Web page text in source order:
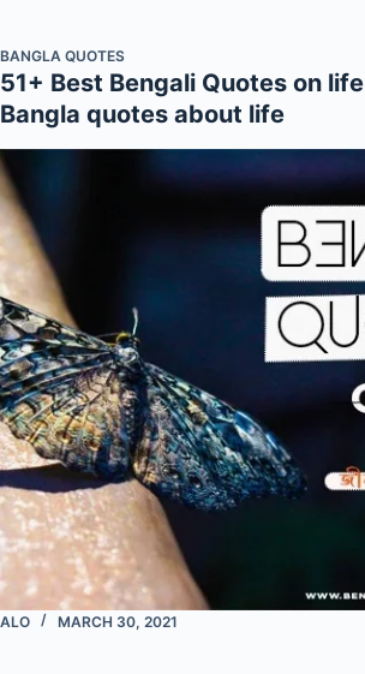
BANGLA QUOTES
51+ Best Bengali Quotes on life |
Bangla quotes about life
ALO MARCH 30, 2021